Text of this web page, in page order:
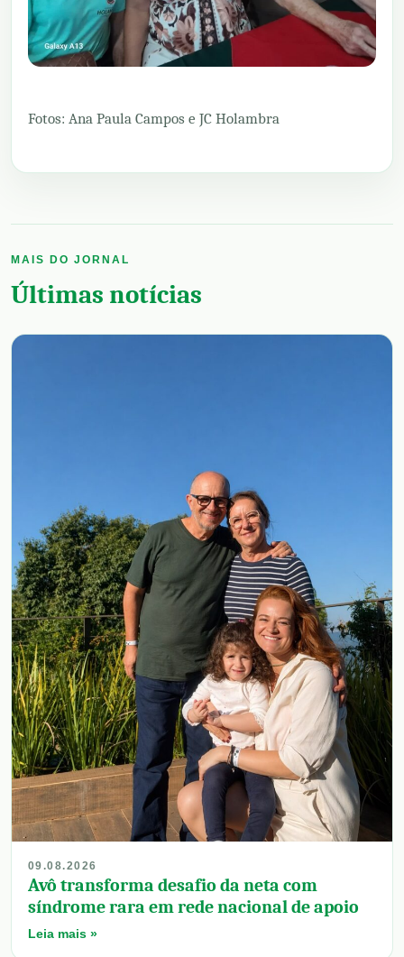
Fotos: Ana Paula Campos e JC Holambra
MAIS DO JORNAL
Últimas notícias
09.08.2026
Avô transforma desafio da neta com
síndrome rara em rede nacional de apoio
Leia mais »